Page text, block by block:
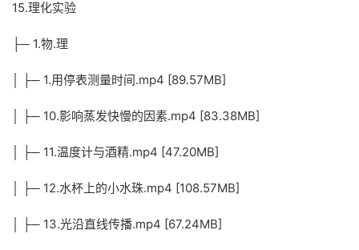
15.理化实验
├─ 1.物.理
│ ├─ 1.用停表测量时间.mp4 [89.57MB]
│ ├─ 10.影响蒸发快慢的因素.mp4 [83.38MB]
│ ├─ 11.温度计与酒精.mp4 [47.20MB]
│ ├─ 12.水杯上的小水珠.mp4 [108.57MB]
│ ├─ 13.光沿直线传播.mp4 [67.24MB]